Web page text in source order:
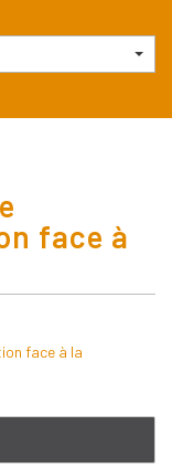
face à
face à la